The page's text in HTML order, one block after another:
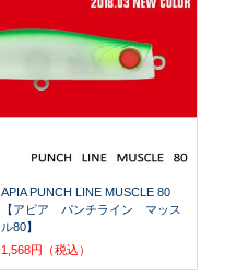
APIA PUNCH LINE MUSCLE 80
【アピア パンチライン マッス
ル80】
1,568円（税込）